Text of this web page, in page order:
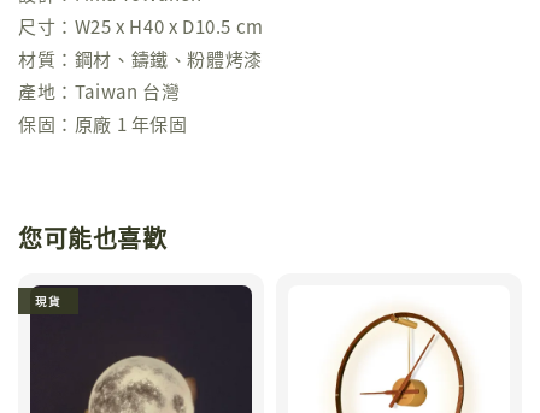
尺寸：W25 x H40 x D10.5 cm
材質：鋼材、鑄鐵、粉體烤漆
產地：Taiwan 台灣
保固：原廠 1 年保固
您可能也喜歡
現貨